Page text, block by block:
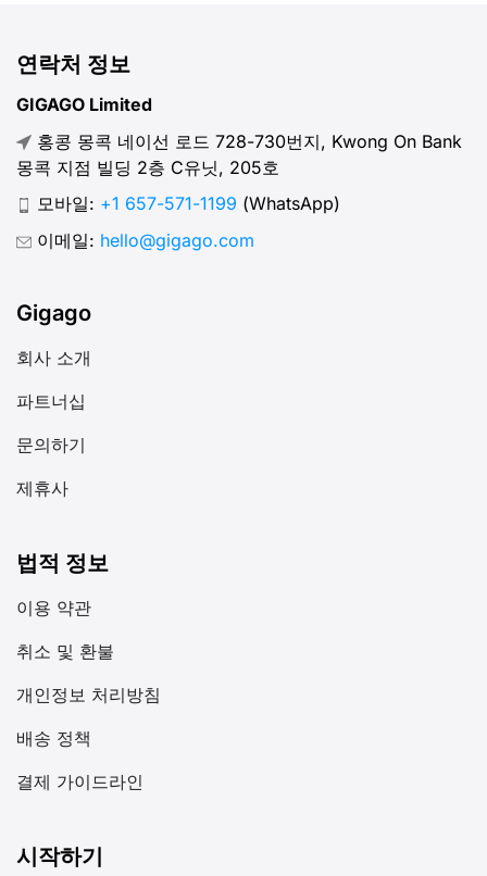
연락처 정보
GIGAGO Limited
홍콩 몽콕 네이선 로드 728-730번지, Kwong On Bank
몽콕 지점 빌딩 2층 C유닛, 205호
모바일: +1 657-571-1199 (WhatsApp)
이메일: hello@gigago.com
Gigago
회사 소개
파트너십
문의하기
제휴사
법적 정보
이용 약관
취소 및 환불
개인정보 처리방침
배송 정책
결제 가이드라인
시작하기